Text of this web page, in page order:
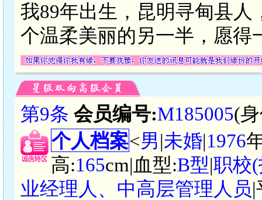
我89年出生，昆明寻甸县
个温柔美丽的另一半，愿得
第9条 会员编号:M185005(
个人档案<男|未婚|1976
高:165cm|血型:B型|职校
业经理人、中高层管理人员|